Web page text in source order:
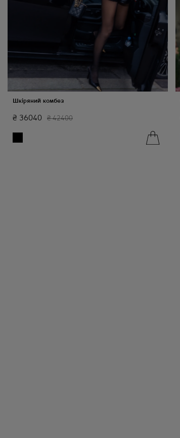
Шкіряний комбез
₴ 36040 ₴ 42400